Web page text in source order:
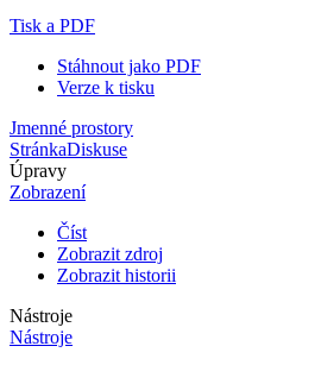
Tisk a PDF
Stáhnout jako PDF
Verze k tisku
Jmenné prostory
StránkaDiskuse
Úpravy
Zobrazení
Číst
Zobrazit zdroj
Zobrazit historii
Nástroje
Nástroje